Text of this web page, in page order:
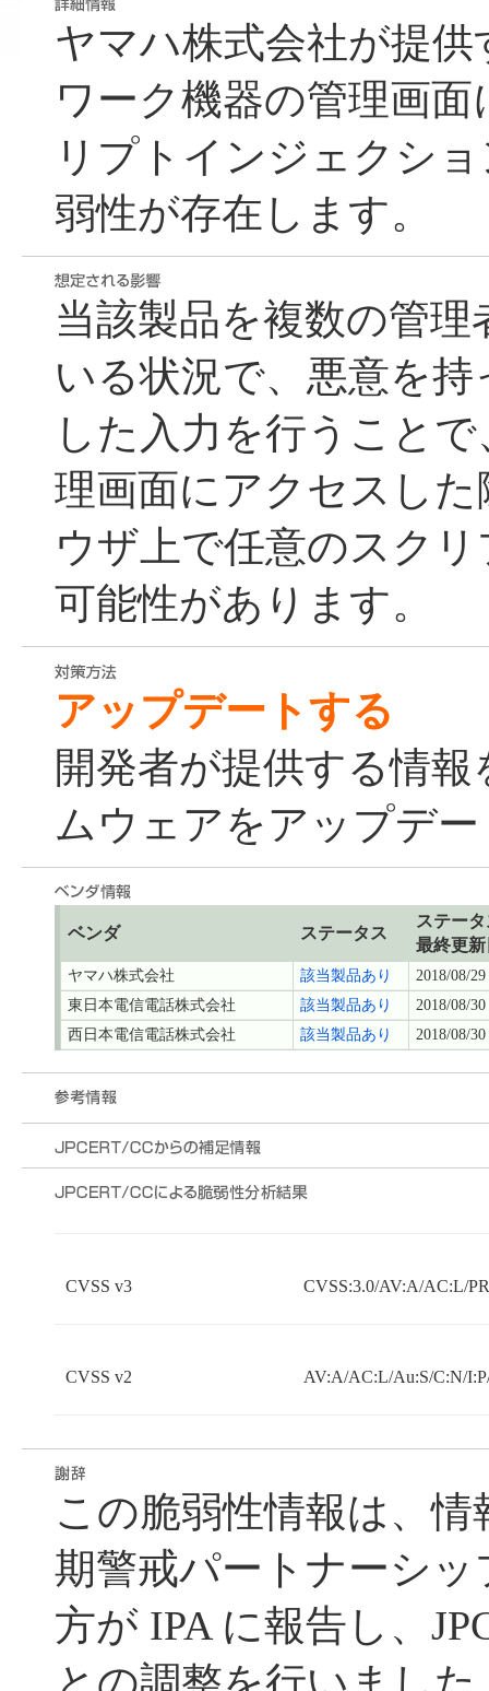
ヤマハ株式会社が提
ワーク機器の管理画
リプトインジェクシ
弱性が存在します。
当該製品を複数の管
いる状況で、悪意を
した入力を行うこと
理画面にアクセスし
ウザ上で任意のスク
可能性があります。
アップデートする
開発者が提供する情
ムウェアをアップデ
ベンダ ステータス
ステータ
最終更新
ヤマハ株式会社 該当製品あり
2018/08/29
東日本電信電話株式会社
該当製品あり
2018/08/30
西日本電信電話株式会社
該当製品あり 2018/08/30
CVSS v3 CVSS:3.0/AV:A/AC:L/
CVSS v2 AV:A/AC:L/Au:S/C:N/
この脆弱性情報は、
期警戒パートナーシ
方が IPA に報告し、